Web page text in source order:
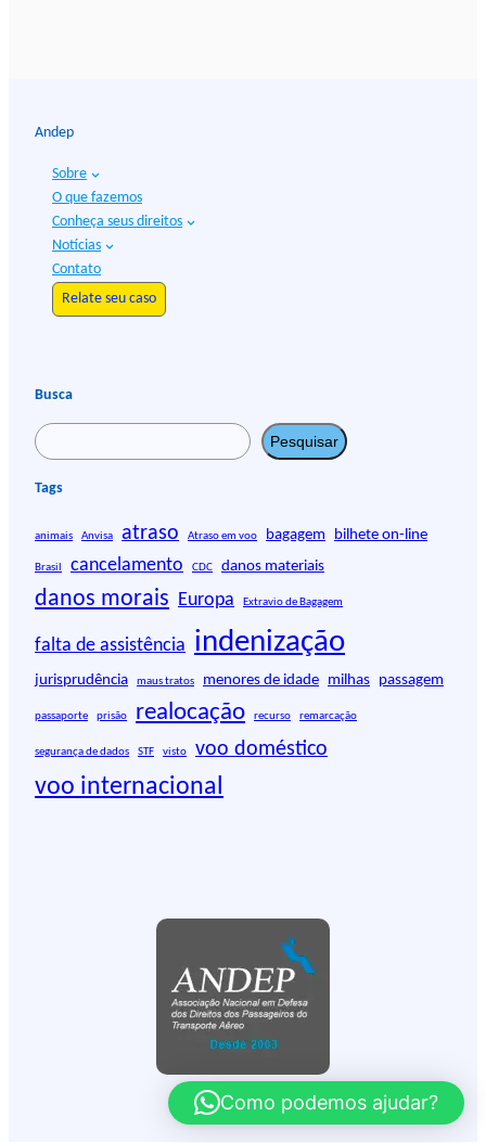
Andep
Sobre
O que fazemos
Conheça seus direitos
Notícias
Contato
Relate seu caso
Busca
P
e
s
u
i
a
r
Pesquisar
Tags
animais Anvisa atraso Atraso em voo bagagem bilhete on-line
Brasil cancelamento CDC danos materiais
danos morais Europa Extravio de Bagagem
falta de assistência indenização
jurisprudência maus tratos menores de idade milhas passagem
passaporte prisão realocação recurso remarcação
segurança de dados STF visto voo doméstico
voo internacional
Como podemos ajudar?